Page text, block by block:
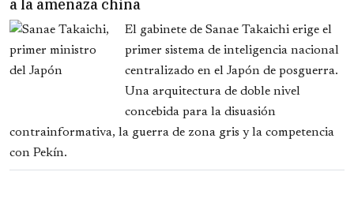
a la amenaza china
El gabinete de Sanae Takaichi erige el
primer sistema de inteligencia nacional
centralizado en el Japón de posguerra.
Una arquitectura de doble nivel
concebida para la disuasión
contrainformativa, la guerra de zona gris y la competencia
con Pekín.